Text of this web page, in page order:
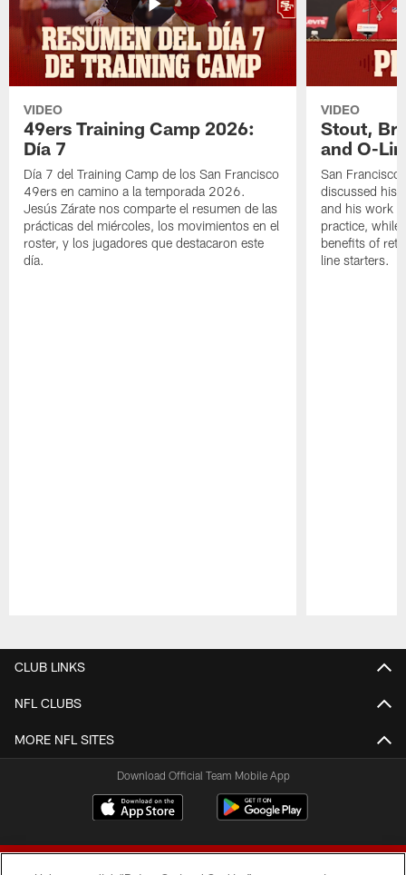
VIDEO
49ers Training Camp 2026:
Día 7
Día 7 del Training Camp de los San Francisco
49ers en camino a la temporada 2026.
Jesús Zárate nos comparte el resumen de las
prácticas del miércoles, los movimientos en el
roster, y los jugadores que destacaron este
día.
VIDEO
Stout,
and O-
San
discussed his
and his work
practice, while
benefits of
line starters.
CLUB LINKS
NFL CLUBS
MORE NFL SITES
Download Official Team Mobile App